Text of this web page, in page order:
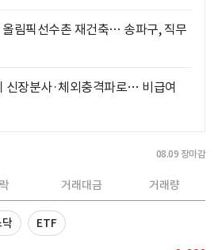
림픽선수촌 재건축… 송파구, 직무
신장분사·체외충격파로… 비급여
08.09 장마감
거래대금 거래량
닥 ETF